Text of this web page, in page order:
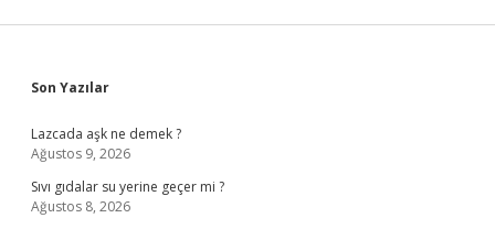
Sidebar
Son Yazılar
Lazcada aşk ne demek ?
Ağustos 9, 2026
Sıvı gıdalar su yerine geçer mi ?
Ağustos 8, 2026